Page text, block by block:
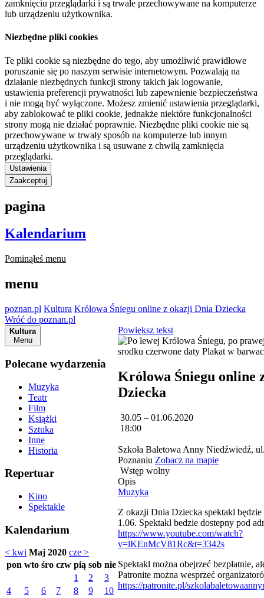
zamknięciu przeglądarki i są trwale przechowywane na komputerze
lub urządzeniu użytkownika.
Niezbędne pliki cookies
Te pliki cookie są niezbędne do tego, aby umożliwić prawidłowe
poruszanie się po naszym serwisie internetowym. Pozwalają na
działanie niezbędnych funkcji strony takich jak logowanie,
ustawienia preferencji prywatności lub zapewnienie bezpieczeństwa
i nie mogą być wyłączone. Możesz zmienić ustawienia przeglądarki,
aby zablokować te pliki cookie, jednakże niektóre funkcjonalności
strony mogą nie działać poprawnie. Niezbędne pliki cookie nie są
przechowywane w trwały sposób na komputerze lub innym
urządzeniu użytkownika i są usuwane z chwilą zamknięcia
przeglądarki.
Ustawienia
Zaakceptuj
pagina
Kalendarium
Pominąłeś menu
menu
poznan.pl Kultura Królowa Śniegu online z okazji Dnia Dziecka
Wróć do poznan.pl
Kultura
Menu
Polecane wydarzenia
Muzyka
Teatr
Film
Książki
Sztuka
Inne
Historia
Repertuar
Kino
Spektakle
Kalendarium
< kwi Maj 2020 cze >
pon wto śro czw pią sob nie
1
2
3
4
5 6 7 8 9
10
Powiększ tekst
Królowa Śniegu online
Dziecka
30.05 – 01.06.2020
18:00
Szkoła Baletowa Anny Niedźwiedź,
Poznaniu Zobacz na mapie
Wstęp wolny
Opis
Muzyka
Z okazji Dnia Dziecka spektakl
1.06. Spektakl bedzie dostepny pod
https://www.youtube.com/watch?
v=lKEnMcV81Rc&t=3342s
Spektakl można obejrzeć bezpłatnie,
Patronite można wesprzeć
https://patronite.pl/